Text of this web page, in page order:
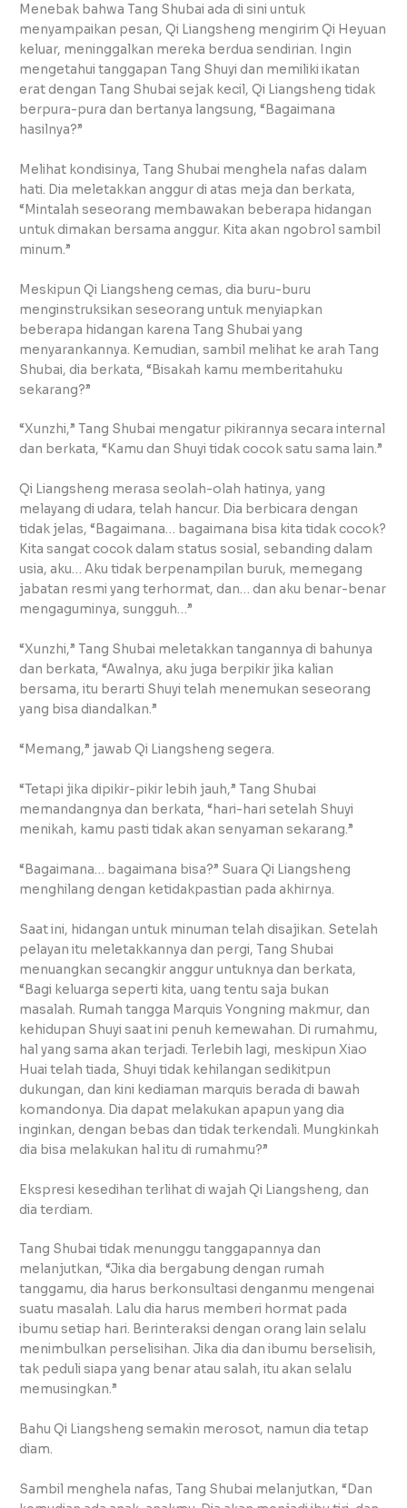
Menebak bahwa Tang Shubai ada di sini untuk
menyampaikan pesan, Qi Liangsheng mengirim Qi Heyuan
keluar, meninggalkan mereka berdua sendirian. Ingin
mengetahui tanggapan Tang Shuyi dan memiliki ikatan
erat dengan Tang Shubai sejak kecil, Qi Liangsheng tidak
berpura-pura dan bertanya langsung, “Bagaimana
hasilnya?”
Melihat kondisinya, Tang Shubai menghela nafas dalam
hati. Dia meletakkan anggur di atas meja dan berkata,
“Mintalah seseorang membawakan beberapa hidangan
untuk dimakan bersama anggur. Kita akan ngobrol sambil
minum.”
Meskipun Qi Liangsheng cemas, dia buru-buru
menginstruksikan seseorang untuk menyiapkan
beberapa hidangan karena Tang Shubai yang
menyarankannya. Kemudian, sambil melihat ke arah Tang
Shubai, dia berkata, “Bisakah kamu memberitahuku
sekarang?”
“Xunzhi,” Tang Shubai mengatur pikirannya secara internal
dan berkata, “Kamu dan Shuyi tidak cocok satu sama lain.”
Qi Liangsheng merasa seolah-olah hatinya, yang
melayang di udara, telah hancur. Dia berbicara dengan
tidak jelas, “Bagaimana… bagaimana bisa kita tidak cocok?
Kita sangat cocok dalam status sosial, sebanding dalam
usia, aku… Aku tidak berpenampilan buruk, memegang
jabatan resmi yang terhormat, dan… dan aku benar-benar
mengaguminya, sungguh…”
“Xunzhi,” Tang Shubai meletakkan tangannya di bahunya
dan berkata, “Awalnya, aku juga berpikir jika kalian
bersama, itu berarti Shuyi telah menemukan seseorang
yang bisa diandalkan.”
“Memang,” jawab Qi Liangsheng segera.
“Tetapi jika dipikir-pikir lebih jauh,” Tang Shubai
memandangnya dan berkata, “hari-hari setelah Shuyi
menikah, kamu pasti tidak akan senyaman sekarang.”
“Bagaimana… bagaimana bisa?” Suara Qi Liangsheng
menghilang dengan ketidakpastian pada akhirnya.
Saat ini, hidangan untuk minuman telah disajikan. Setelah
pelayan itu meletakkannya dan pergi, Tang Shubai
menuangkan secangkir anggur untuknya dan berkata,
“Bagi keluarga seperti kita, uang tentu saja bukan
masalah. Rumah tangga Marquis Yongning makmur, dan
kehidupan Shuyi saat ini penuh kemewahan. Di rumahmu,
hal yang sama akan terjadi. Terlebih lagi, meskipun Xiao
Huai telah tiada, Shuyi tidak kehilangan sedikitpun
dukungan, dan kini kediaman marquis berada di bawah
komandonya. Dia dapat melakukan apapun yang dia
inginkan, dengan bebas dan tidak terkendali. Mungkinkah
dia bisa melakukan hal itu di rumahmu?”
Ekspresi kesedihan terlihat di wajah Qi Liangsheng, dan
dia terdiam.
Tang Shubai tidak menunggu tanggapannya dan
melanjutkan, “Jika dia bergabung dengan rumah
tanggamu, dia harus berkonsultasi denganmu mengenai
suatu masalah. Lalu dia harus memberi hormat pada
ibumu setiap hari. Berinteraksi dengan orang lain selalu
menimbulkan perselisihan. Jika dia dan ibumu berselisih,
tak peduli siapa yang benar atau salah, itu akan selalu
memusingkan.”
Bahu Qi Liangsheng semakin merosot, namun dia tetap
diam.
Sambil menghela nafas, Tang Shubai melanjutkan, “Dan